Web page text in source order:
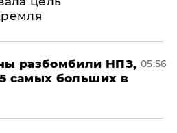
разбомбили НПЗ,
самых больших в
05:56